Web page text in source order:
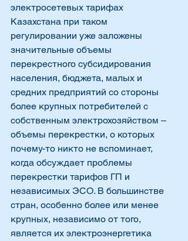
электросетевых тарифах
Казахстана при таком
регулировании уже заложены
значительные объемы
перекрестного субсидирования
населения, бюджета, малых и
средних предприятий со стороны
более крупных потребителей с
собственным электрохозяйством –
объемы перекрестки, о которых
почему-то никто не вспоминает,
когда обсуждает проблемы
перекрестки тарифов ГП и
независимых ЭСО. В большинстве
стран, особенно более или менее
крупных, независимо от того,
является их электроэнергетика